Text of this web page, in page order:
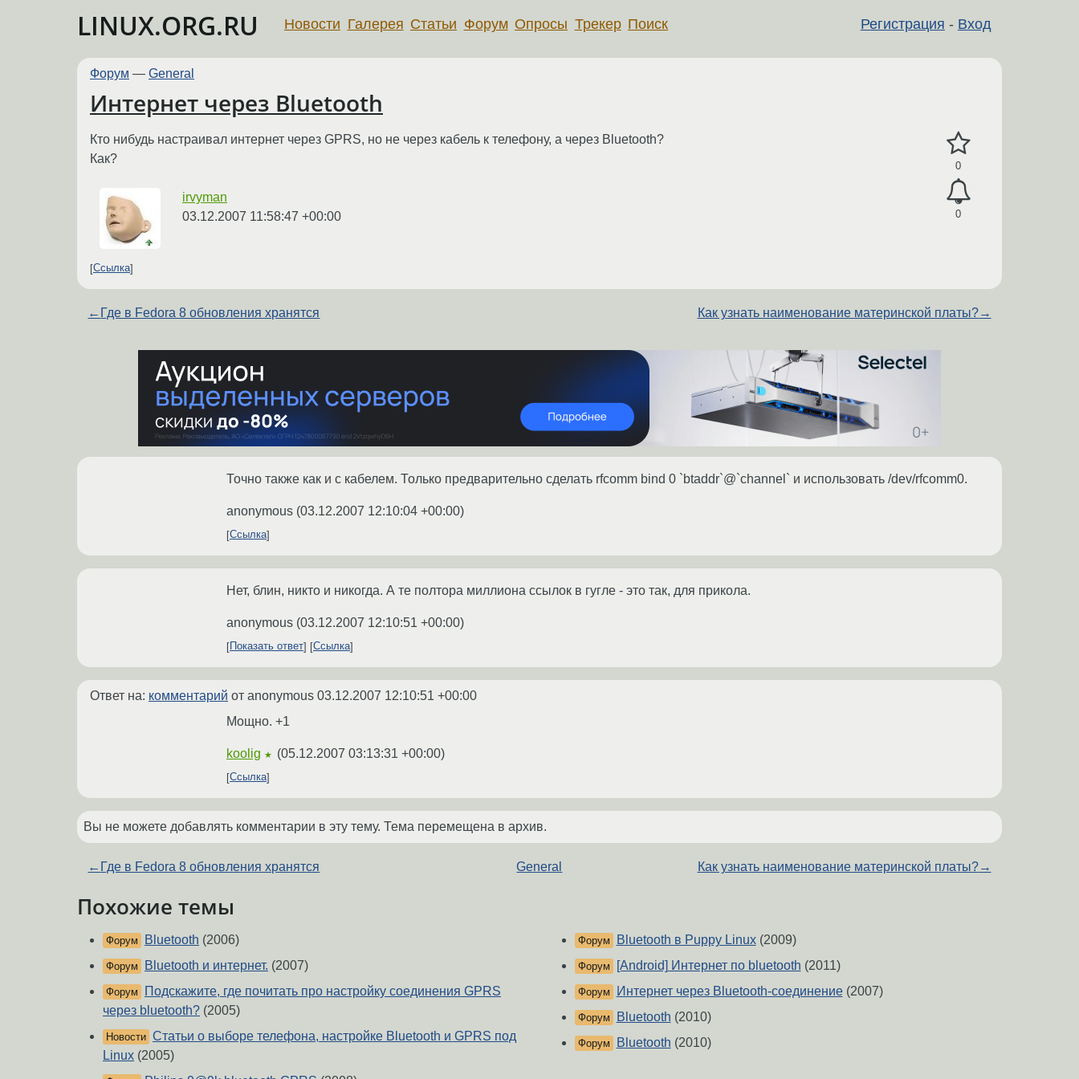
LINUX.ORG.RU Регистрация - Вход
Новости Галерея Статьи Форум Опросы Трекер Поиск
Форум — General
Интернет через Bluetooth
0
0
Кто нибудь настраивал интернет через GPRS, но не через кабель к телефону, а через Bluetooth?
Как?
irvyman
03.12.2007 11:58:47 +00:00
Ссылка
← Где в Fedora 8 обновления хранятся Как узнать наименование материнской платы?→
Точно также как и с кабелем. Только предварительно сделать rfcomm bind 0 `btaddr`@`channel` и использовать /dev/rfcomm0.
anonymous (03.12.2007 12:10:04 +00:00)
Ссылка
Нет, блин, никто и никогда. А те полтора миллиона ссылок в гугле - это так, для прикола.
anonymous (03.12.2007 12:10:51 +00:00)
Показать ответ Ссылка
Ответ на: комментарий от anonymous 03.12.2007 12:10:51 +00:00
Мощно. +1
koolig ★ (05.12.2007 03:13:31 +00:00)
Ссылка
Вы не можете добавлять комментарии в эту тему. Тема перемещена в архив.
← Где в Fedora 8 обновления хранятся General Как узнать наименование материнской платы?→
Похожие темы
Форум Bluetooth (2006)
Форум Bluetooth и интернет. (2007)
Форум
Подскажите, где почитать про настройку соединения GPRS
через bluetooth? (2005)
Новости Статьи о выборе телефона, настройке Bluetooth и GPRS под
Linux (2005)
Форум Bluetooth в Puppy Linux(2009)
Форум [Android] Интернет по bluetooth (2011)
Форум Интернет через Bluetooth-соединение(2007)
Форум Bluetooth (2010)
Форум Bluetooth (2010)